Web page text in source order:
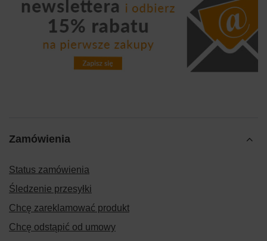
Zamówienia
Status zamówienia
Śledzenie przesyłki
Chcę zareklamować produkt
Chcę odstąpić od umowy